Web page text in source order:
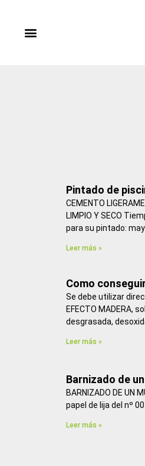
contenido
Pintado de
CEMENTO
LIMPIO Y SECO
para su pintado:
Leer más »
Como
Se debe utilizar
EFECTO MADERA,
desgrasada,
Leer más »
Barnizado de
BARNIZADO DE UN
papel de lija del nº
Leer más »